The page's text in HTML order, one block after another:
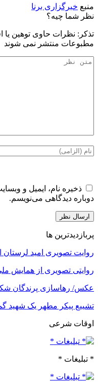
منبع خبرگزاری برنا
نظر شما چیه؟
تذكر: نظرات حاوی توهين يا
مطبوعات منتشر نمی شوند
ذخیره نام، ایمیل و
دوباره دیدگاهی می‌نویسم.
پربازدیدترین ها
روایت تصویری امید
روایتی تصویری از همایش
عکس/ رهاسازی پرندگان
تشییع پیکر مطهر یک شهید
اوقات شرعی
* تبلیغات *